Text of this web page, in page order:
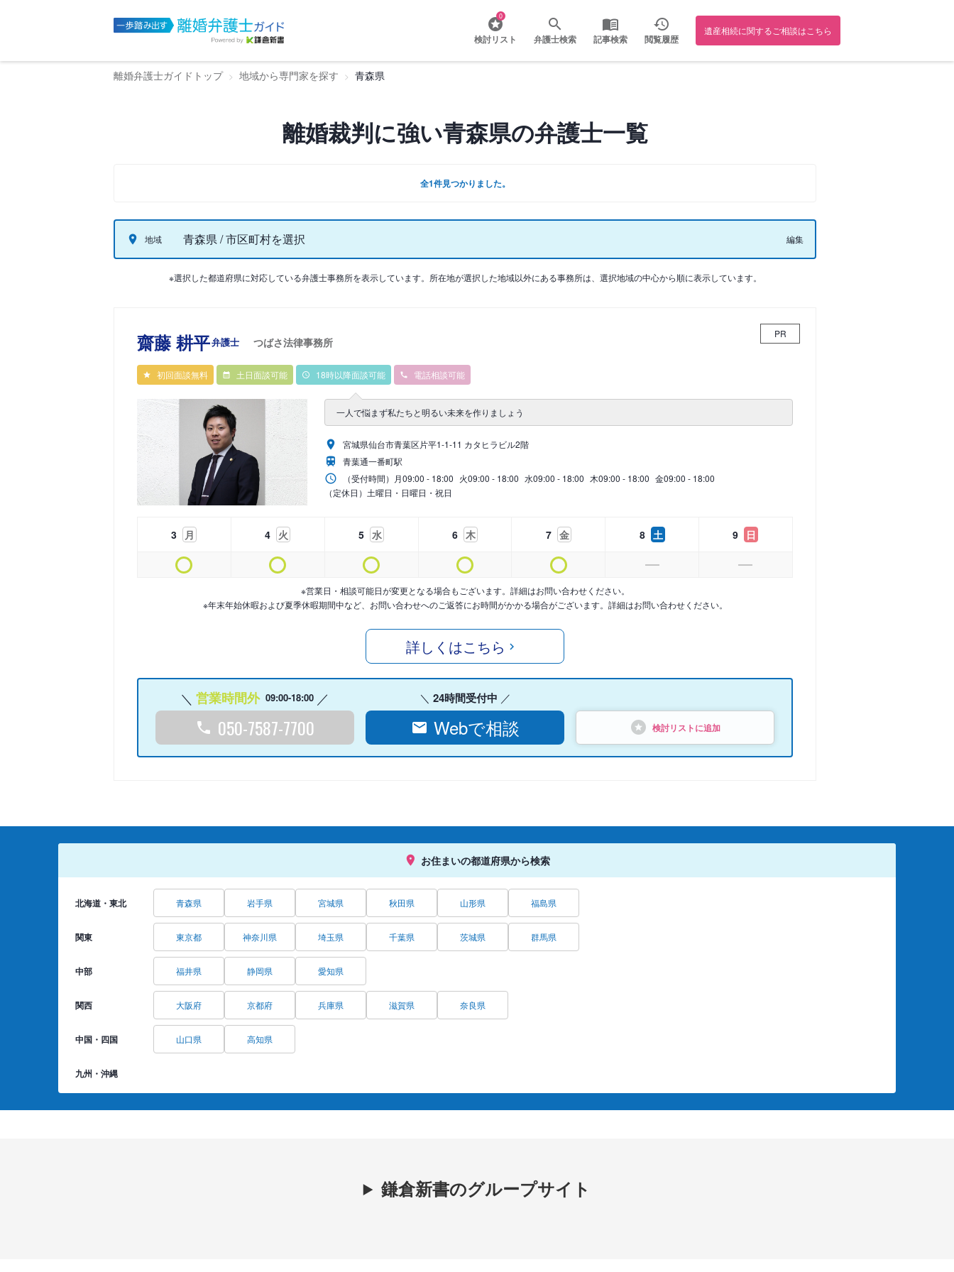
0
検討リスト 弁護士検索 記事検索 閲覧履歴
遺産相続に関するご相談はこちら
離婚弁護士ガイドトップ 地域から専門家を探す 青森県
離婚裁判に強い青森県の弁護士一覧
全1件見つかりました。
地域 青森県 / 市区町村を選択 編集
※選択した都道府県に対応している弁護士事務所を表示しています。所在地が選択した地域以外にある事務所は、選択地域の中心から順に表示しています。
齋藤 耕平弁護士 つばさ法律事務所
PR
初回面談無料 土日面談可能 18時以降面談可能 電話相談可能
一人で悩まず私たちと明るい未来を作りましょう
宮城県仙台市青葉区片平1-1-11 カタヒラビル2階
青葉通一番町駅
（受付時間） 月09:00 - 18:00 火09:00 - 18:00 水09:00 - 18:00 木09:00 - 18:00 金09:00 - 18:00
（定休日）土曜日・日曜日・祝日
3 月 4 火 5 水 6 木 7 金 8 土 9 日
※営業日・相談可能日が変更となる場合もございます。詳細はお問い合わせください。
※年末年始休暇および夏季休暇期間中など、お問い合わせへのご返答にお時間がかかる場合がございます。詳細はお問い合わせください。
詳しくはこちら
営業時間外 09:00-18:00
050-7587-7700
24時間受付中
Webで相談 検討リストに追加
お住まいの都道府県から検索
北海道・東北 青森県 岩手県 宮城県 秋田県 山形県 福島県
関東 東京都 神奈川県 埼玉県 千葉県 茨城県 群馬県
中部 福井県 静岡県 愛知県
関西 大阪府 京都府 兵庫県 滋賀県 奈良県
中国・四国 山口県 高知県
九州・沖縄
鎌倉新書のグループサイト